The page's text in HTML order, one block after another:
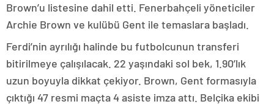
Brown’u listesine dahil etti. Fenerbahçeli yöneticiler
Archie Brown ve kulübü Gent ile temaslara başladı.
Ferdi’nin ayrılığı halinde bu futbolcunun transferi
bitirilmeye çalışılacak. 22 yaşındaki sol bek, 1.90’lık
uzun boyuyla dikkat çekiyor. Brown, Gent formasıyla
çıktığı 47 resmi maçta 4 asiste imza attı. Belçika ekibi